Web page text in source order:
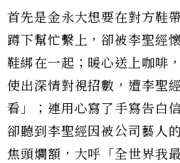
首先是金永大想要在對方鞋
蹲下幫忙繫上，卻被李聖經
鞋綁在一起；暖心送上咖啡
使出深情對視招數，遭李聖
看」；連用心寫了手寫告白
卻聽到李聖經因被公司藝人
焦頭爛額，大呼「全世界我